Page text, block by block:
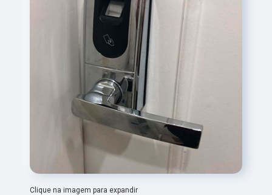
Clique na imagem para expandir